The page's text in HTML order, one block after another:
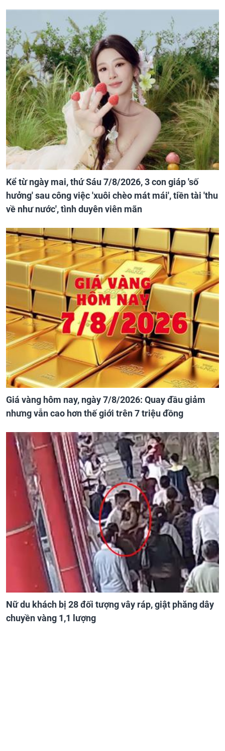
Kể từ ngày mai, thứ Sáu 7/8/2026, 3 con giáp 'số
hưởng' sau công việc 'xuôi chèo mát mái', tiền tài 'thu
về như nước', tình duyên viên mãn
Giá vàng hôm nay, ngày 7/8/2026: Quay đầu giảm
nhưng vẫn cao hơn thế giới trên 7 triệu đồng
Nữ du khách bị 28 đối tượng vây ráp, giật phăng dây
chuyền vàng 1,1 lượng